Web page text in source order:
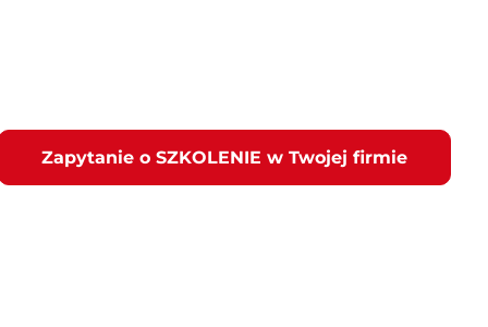
Zapytanie o SZKOLENIE w Twojej firmie